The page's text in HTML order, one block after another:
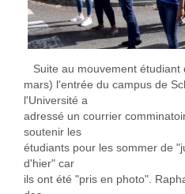
Suite au mouvement étudiant
mars) l'entrée du campus de
l'Université a
adressé un courrier
soutenir les
étudiants pour les sommer de
d'hier" car
ils ont été "pris en photo".